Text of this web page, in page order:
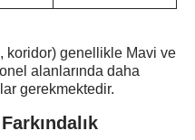
koridor) genellikle Mavi ve
alanlarında daha
gerekmektedir.